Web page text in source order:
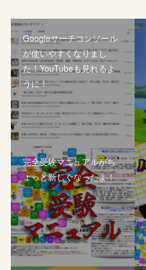
Googleサーチコンソール
が使いやすくなりまし
た！YouTubeも見れるよ
うに！
完全受験マニュアルがち
ょっと新しくなったよ！